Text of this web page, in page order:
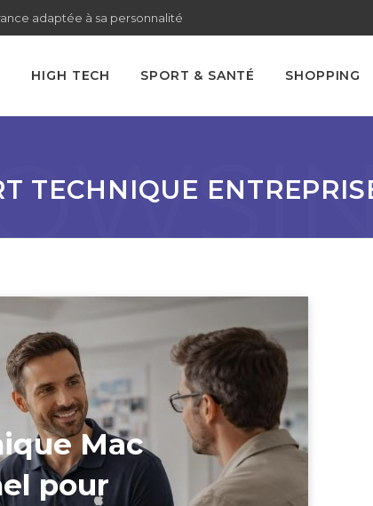
adaptée à sa personnalité
HIGH TECH SPORT & SANTÉ SHOPPING
TECHNIQUE
Mac
pour